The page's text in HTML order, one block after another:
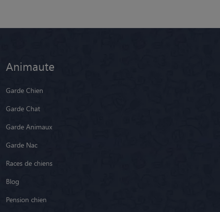
Animaute
Garde Chien
Garde Chat
Garde Animaux
Garde Nac
Races de chiens
Blog
Pension chien